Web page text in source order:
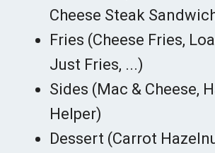
Cheese Steak
Fries (Cheese Fries,
Just Fries, ...)
Sides (Mac & Cheese,
Helper)
Dessert (Carrot